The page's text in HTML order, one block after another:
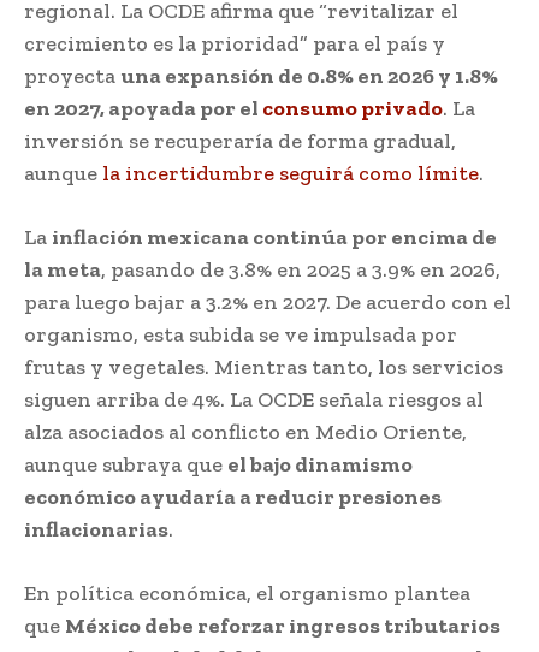
regional. La OCDE afirma que “revitalizar el
crecimiento es la prioridad” para el país y
proyecta una expansión de 0.8% en 2026 y 1.8%
en 2027, apoyada por el consumo privado. La
inversión se recuperaría de forma gradual,
aunque la incertidumbre seguirá como límite.
La inflación mexicana continúa por encima de
la meta, pasando de 3.8% en 2025 a 3.9% en 2026,
para luego bajar a 3.2% en 2027. De acuerdo con el
organismo, esta subida se ve impulsada por
frutas y vegetales. Mientras tanto, los servicios
siguen arriba de 4%. La OCDE señala riesgos al
alza asociados al conflicto en Medio Oriente,
aunque subraya que el bajo dinamismo
económico ayudaría a reducir presiones
inflacionarias.
En política económica, el organismo plantea
que México debe reforzar ingresos tributarios